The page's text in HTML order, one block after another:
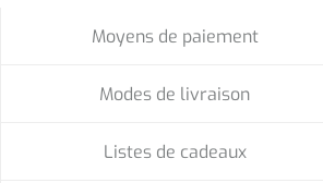
Moyens de paiement
Modes de livraison
Listes de cadeaux